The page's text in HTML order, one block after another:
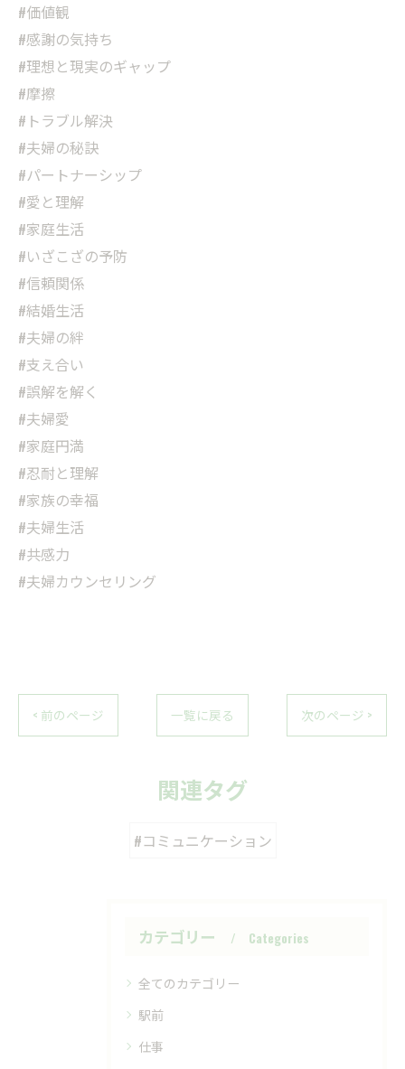
#価値観
#感謝の気持ち
#理想と現実のギャップ
#摩擦
#トラブル解決
#夫婦の秘訣
#パートナーシップ
#愛と理解
#家庭生活
#いざこざの予防
#信頼関係
#結婚生活
#夫婦の絆
#支え合い
#誤解を解く
#夫婦愛
#家庭円満
#忍耐と理解
#家族の幸福
#夫婦生活
#共感力
#夫婦カウンセリング
< 前のページ 一覧に戻る 次のページ >
関連タグ
#コミュニケーション
カテゴリー Categories
全てのカテゴリー
駅前
仕事